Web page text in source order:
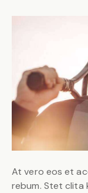
At vero eos et
rebum. Stet clita